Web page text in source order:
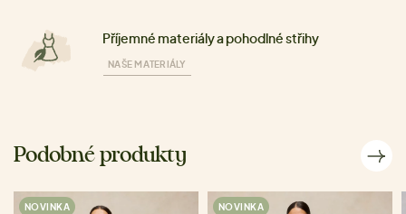
Příjemné materiály a pohodlné střihy
NAŠE MATERIÁLY
Podobné produkty
NOVINKA NOVINKA